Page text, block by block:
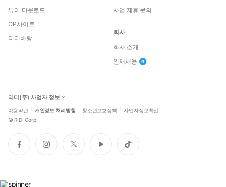
뷰어 다운로드
CP사이트
리디바탕
사업 제휴 문의
회사
회사 소개
인재채용
리디(주) 사업자 정보
이용약관 개인정보 처리방침 청소년보호정책 사업자정보확인
© RIDI Corp.
페
이
인
스
트
위
유
튜
틱
톡